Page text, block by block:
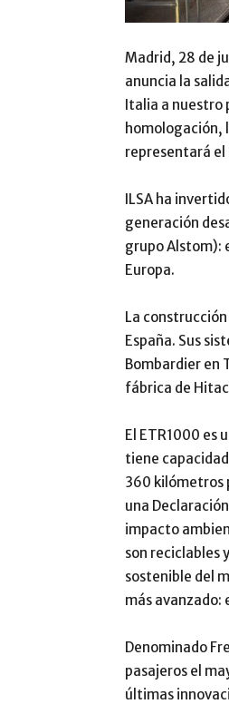
Madrid, 28 de
anuncia la
Italia a nuestro
homologación,
representará el
ILSA ha
generación
grupo Alstom):
Europa.
La
España. Sus
Bombardier en
fábrica de
El ETR1000 es
tiene
360 kilómetros
una
impacto
son reciclables
sostenible del
más avanzado:
Denominado
pasajeros el
últimas